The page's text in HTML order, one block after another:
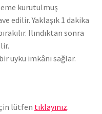
kurutulmuş
edilir. Yaklaşık 1 dakika
Ilındıktan sonra
uyku imkânı sağlar.
lütfen tıklayınız.